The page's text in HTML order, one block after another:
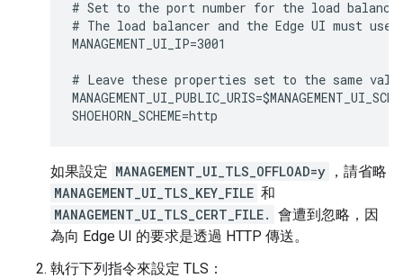
# Set to the port number for the load
# The load balancer and the Edge UI must use
MANAGEMENT_UI_IP=3001
# Leave these properties set to the same
如果設定 MANAGEMENT_UI_TLS_OFFLOAD=y ，請省略
MANAGEMENT_UI_TLS_KEY_FILE 和
MANAGEMENT_UI_TLS_CERT_FILE. 會遭到忽略，因
為向 Edge UI 的要求是透過 HTTP 傳送。
執行下列指令來設定 TLS：